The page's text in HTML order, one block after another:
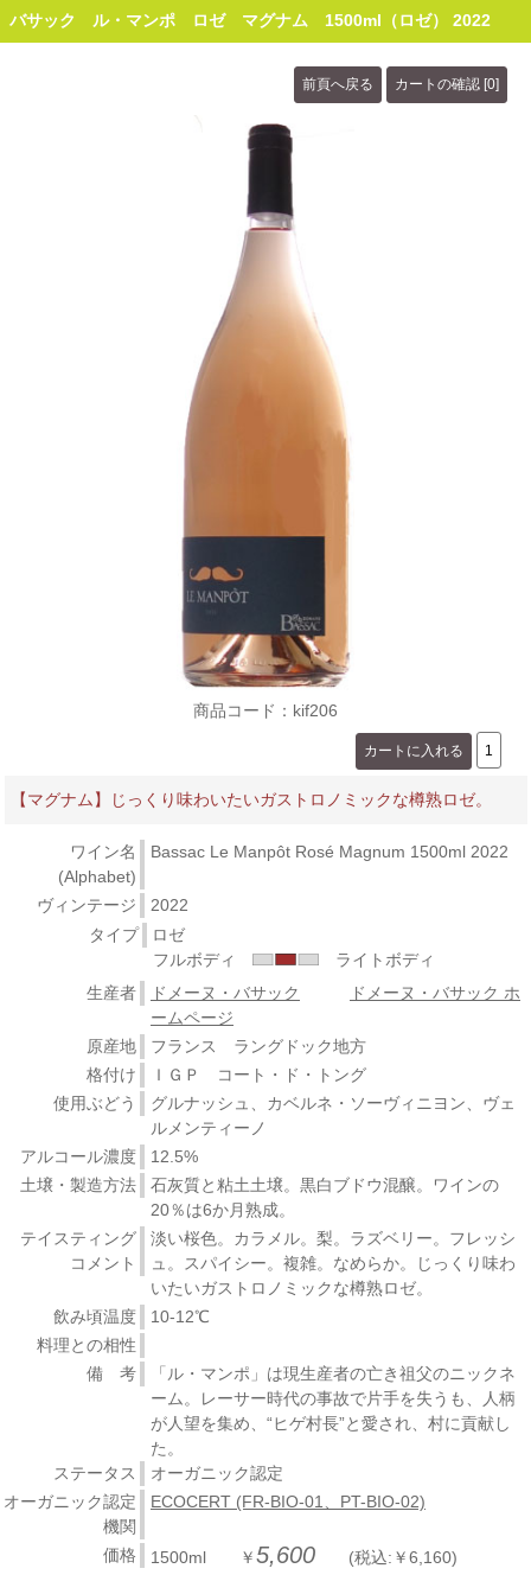
バサック ル・マンポ ロゼ マグナム 1500ml（ロゼ） 2022
商品コード：kif206
【マグナム】じっくり味わいたいガストロノミックな樽熟ロゼ。
ワイン名
(Alphabet)
Bassac Le Manpôt Rosé Magnum 1500ml 2022
ヴィンテージ
2022
タイプ
ロゼ
フルボディ
ライトボディ
生産者
ドメーヌ・バサック
ドメーヌ・バサック ホ
ームページ
原産地
フランス ラングドック地方
格付け
ＩＧＰ コート・ド・トング
使用ぶどう
グルナッシュ、カベルネ・ソーヴィニヨン、ヴェ
ルメンティーノ
アルコール濃度
12.5%
土壌・製造方法
石灰質と粘土土壌。黒白ブドウ混醸。ワインの
20％は6か月熟成。
テイスティング
コメント
淡い桜色。カラメル。梨。ラズベリー。フレッシ
ュ。スパイシー。複雑。なめらか。じっくり味わ
いたいガストロノミックな樽熟ロゼ。
飲み頃温度
10-12℃
料理との相性
備 考
「ル・マンポ」は現生産者の亡き祖父のニックネ
ーム。レーサー時代の事故で片手を失うも、人柄
が人望を集め、“ヒゲ村長”と愛され、村に貢献し
た。
ステータス
オーガニック認定
オーガニック認定
機関
ECOCERT (FR-BIO-01、PT-BIO-02)
価格 1500ml ￥5,600 (税込:￥6,160)